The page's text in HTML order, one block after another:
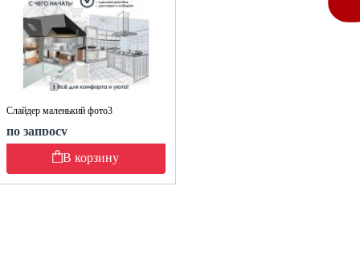
Слайдер маленький фото3
по запросу
В корзину